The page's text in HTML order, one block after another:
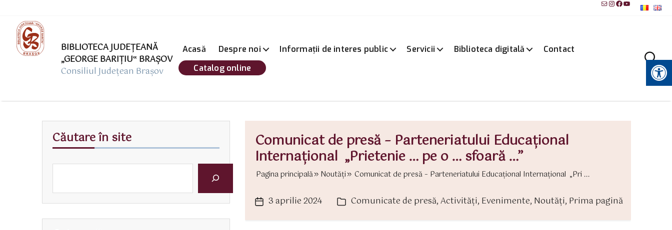
MailInstagram
Facebook
YouTube
BIBLIOTECA JUDEȚEANĂ
„GEORGE BARIŢIU‟ BRAŞOV
Consiliul Județean Brașov
Acasă Despre noi Informații de interes public Servicii Biblioteca digitală
Contact
Catalog online
Instrumente pentru accesibilitate
Comunicat de presă – Parteneriatului Educațional
Internațional „Prietenie … pe o … sfoară …”
Pagina principală Noutăți Comunicat de presă – Parteneriatului Educațional Internațional „Pri ...
Dată3 aprilie 2024 Categorii
Comunicate de presă,Activităţi, Evenimente, Noutăți, Prima pagină
Căutare în site